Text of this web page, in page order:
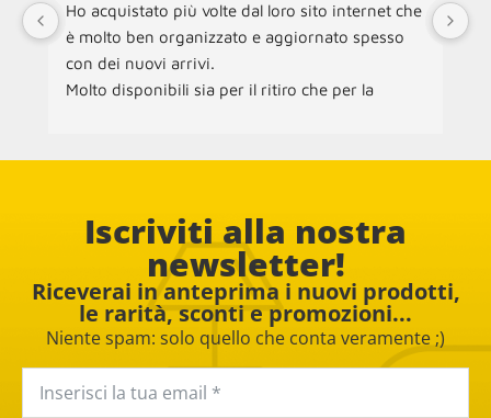
Ho acquistato più volte dal loro sito internet che
è molto ben organizzato e aggiornato spesso
con dei nuovi arrivi.
Molto disponibili sia per il ritiro che per la
Iscriviti alla nostra
newsletter!
Riceverai in anteprima i nuovi prodotti,
le rarità, sconti e promozioni...
Niente spam: solo quello che conta veramente ;)